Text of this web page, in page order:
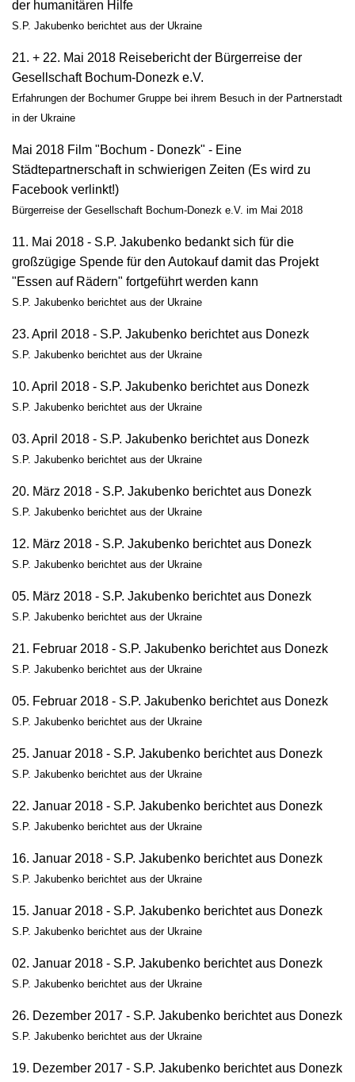
der humanitären Hilfe
S.P. Jakubenko berichtet aus der Ukraine
21. + 22. Mai 2018 Reisebericht der Bürgerreise der
Gesellschaft Bochum-Donezk e.V.
Erfahrungen der Bochumer Gruppe bei ihrem Besuch in der Partnerstadt
in der Ukraine
Mai 2018 Film "Bochum - Donezk" - Eine
Städtepartnerschaft in schwierigen Zeiten (Es wird zu
Facebook verlinkt!)
Bürgerreise der Gesellschaft Bochum-Donezk e.V. im Mai 2018
11. Mai 2018 - S.P. Jakubenko bedankt sich für die
großzügige Spende für den Autokauf damit das Projekt
"Essen auf Rädern" fortgeführt werden kann
S.P. Jakubenko berichtet aus der Ukraine
23. April 2018 - S.P. Jakubenko berichtet aus Donezk
S.P. Jakubenko berichtet aus der Ukraine
10. April 2018 - S.P. Jakubenko berichtet aus Donezk
S.P. Jakubenko berichtet aus der Ukraine
03. April 2018 - S.P. Jakubenko berichtet aus Donezk
S.P. Jakubenko berichtet aus der Ukraine
20. März 2018 - S.P. Jakubenko berichtet aus Donezk
S.P. Jakubenko berichtet aus der Ukraine
12. März 2018 - S.P. Jakubenko berichtet aus Donezk
S.P. Jakubenko berichtet aus der Ukraine
05. März 2018 - S.P. Jakubenko berichtet aus Donezk
S.P. Jakubenko berichtet aus der Ukraine
21. Februar 2018 - S.P. Jakubenko berichtet aus Donezk
S.P. Jakubenko berichtet aus der Ukraine
05. Februar 2018 - S.P. Jakubenko berichtet aus Donezk
S.P. Jakubenko berichtet aus der Ukraine
25. Januar 2018 - S.P. Jakubenko berichtet aus Donezk
S.P. Jakubenko berichtet aus der Ukraine
22. Januar 2018 - S.P. Jakubenko berichtet aus Donezk
S.P. Jakubenko berichtet aus der Ukraine
16. Januar 2018 - S.P. Jakubenko berichtet aus Donezk
S.P. Jakubenko berichtet aus der Ukraine
15. Januar 2018 - S.P. Jakubenko berichtet aus Donezk
S.P. Jakubenko berichtet aus der Ukraine
02. Januar 2018 - S.P. Jakubenko berichtet aus Donezk
S.P. Jakubenko berichtet aus der Ukraine
26. Dezember 2017 - S.P. Jakubenko berichtet aus Donezk
S.P. Jakubenko berichtet aus der Ukraine
19. Dezember 2017 - S.P. Jakubenko berichtet aus Donezk